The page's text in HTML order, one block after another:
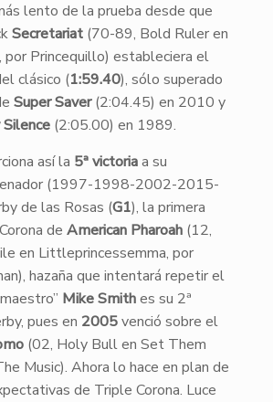
lento de la prueba desde que
Secretariat(70-89, Bold Ruler en
por Princequillo) estableciera el
clásico (1:59.40), sólo superado
Super Saver(2:04.45) en 2010 y
Silence(2:05.00) en 1989.
así la 5ª victoriaa su
(1997-1998-2002-2015-
de las Rosas (G1), la primera
de American Pharoah(12,
en Littleprincessemma, por
hazaña que intentará repetir el
Mike Smithes su 2ª
pues en 2005venció sobre el
(02, Holy Bull en Set Them
Music). Ahora lo hace en plan de
de Triple Corona. Luce